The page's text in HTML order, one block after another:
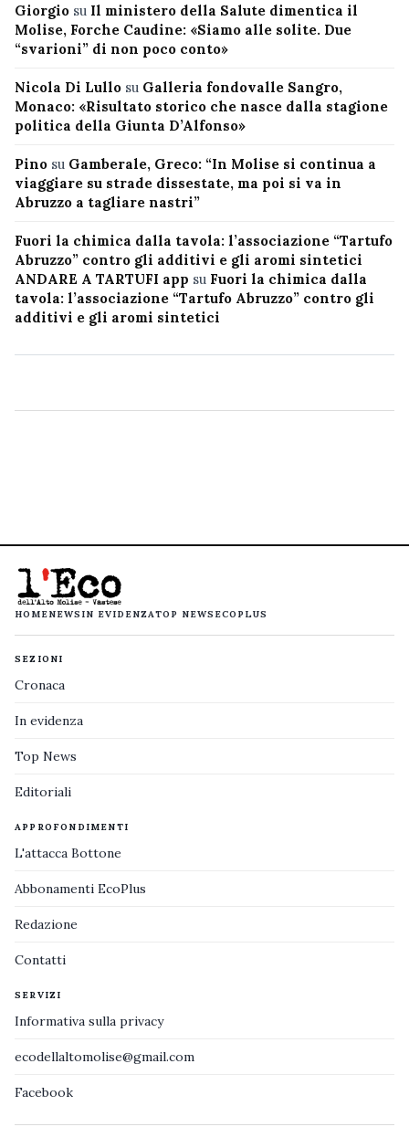
Giorgio su Il ministero della Salute dimentica il
Molise, Forche Caudine: «Siamo alle solite. Due
“svarioni” di non poco conto»
Nicola Di Lullo su Galleria fondovalle Sangro,
Monaco: «Risultato storico che nasce dalla stagione
politica della Giunta D’Alfonso»
Pino su Gamberale, Greco: “In Molise si continua a
viaggiare su strade dissestate, ma poi si va in
Abruzzo a tagliare nastri”
Fuori la chimica dalla tavola: l’associazione “Tartufo
Abruzzo” contro gli additivi e gli aromi sintetici
ANDARE A TARTUFI app su Fuori la chimica dalla
tavola: l’associazione “Tartufo Abruzzo” contro gli
additivi e gli aromi sintetici
HOMENEWS IN EVIDENZATOP NEWS ECOPLUS
SEZIONI
Cronaca
In evidenza
Top News
Editoriali
APPROFONDIMENTI
L'attacca Bottone
Abbonamenti EcoPlus
Redazione
Contatti
SERVIZI
Informativa sulla privacy
ecodellaltomolise@gmail.com
Facebook